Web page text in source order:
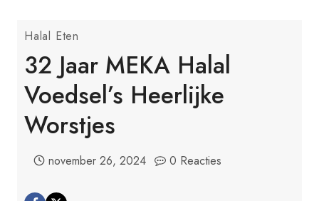
Halal Eten
32 Jaar MEKA Halal
Voedsel’s Heerlijke
Worstjes
november 26, 2024 0 Reacties